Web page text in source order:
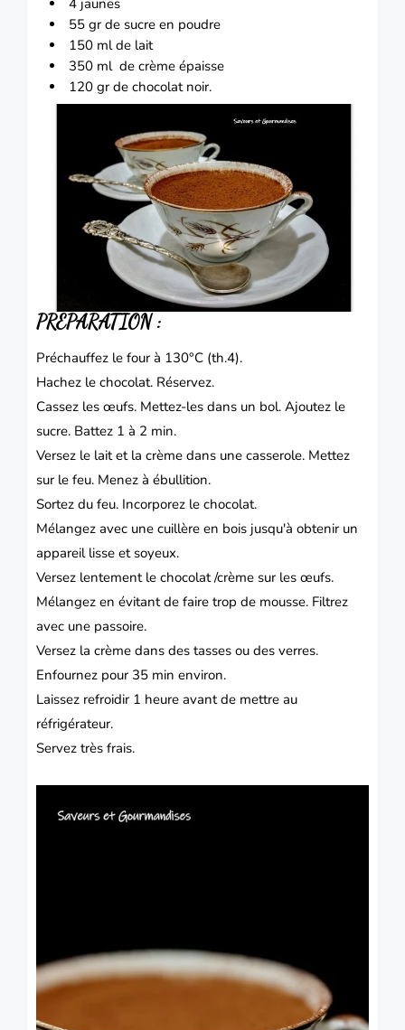
55 gr de sucre en poudre
150 ml de lait
350 ml de crème épaisse
120 gr de chocolat noir.
PREPARATION :
Préchauffez le four à 130°C (th.4).
Hachez le chocolat. Réservez.
Cassez les œufs. Mettez-les dans un bol. Ajoutez le
sucre. Battez 1 à 2 min.
Versez le lait et la crème dans une casserole. Mettez
sur le feu. Menez à ébullition.
Sortez du feu. Incorporez le chocolat.
Mélangez avec une cuillère en bois jusqu'à obtenir un
appareil lisse et soyeux.
Versez lentement le chocolat /crème sur les œufs.
Mélangez en évitant de faire trop de mousse. Filtrez
avec une passoire.
Versez la crème dans des tasses ou des verres.
Enfournez pour 35 min environ.
Laissez refroidir 1 heure avant de mettre au
réfrigérateur.
Servez très frais.